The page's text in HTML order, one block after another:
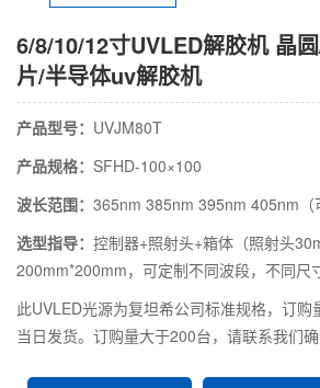
6/8/10/12寸UVLED解胶机 晶
片/半导体uv解胶机
产品型号： UVJM80T
产品规格： SFHD-100×100
波长范围： 365nm 385nm 395nm 405nm（
选型指导： 控制器+照射头+箱体（照射头
200mm*200mm，可定制不同波段，不同尺
此UVLED光源为复坦希公司标准规格，订
当日发货。订购量大于200台，请联系我们确